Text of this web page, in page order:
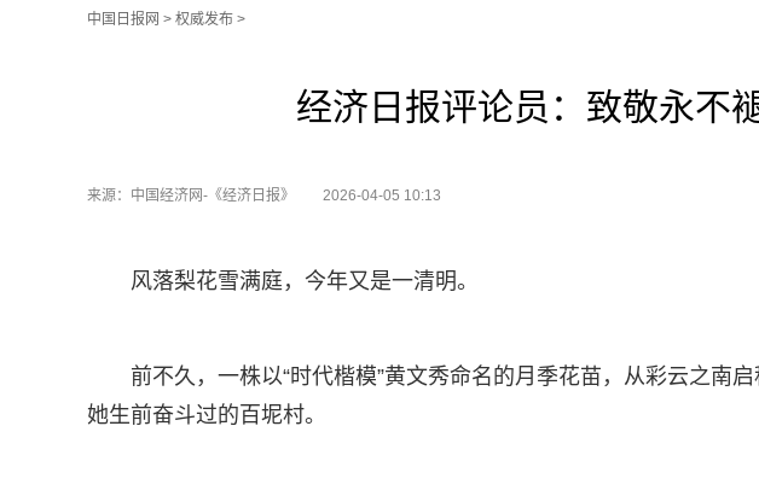
中国日报网 > 权威发布 >
经济日报评论员：致敬永不
来源：中国经济网-《经济日报》 2026-04-05 10:13
风落梨花雪满庭，今年又是一清明。
前不久，一株以“时代楷模”黄文秀命名的月季花苗，从彩云之南
她生前奋斗过的百坭村。